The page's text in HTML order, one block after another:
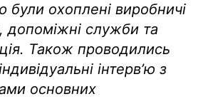
були охоплені виробничі
допоміжні служби та
Також проводились
інтерв’ю з
основних